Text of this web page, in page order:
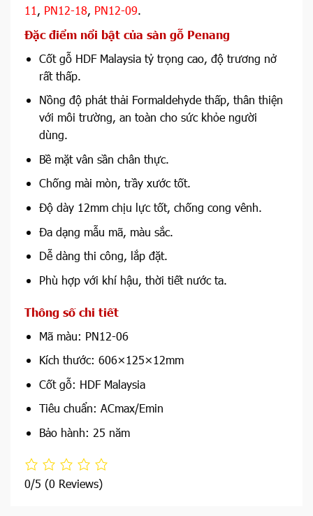
11, PN12-18, PN12-09.
Đặc điểm nổi bật của sàn gỗ Penang
Cốt gỗ HDF Malaysia tỷ trọng cao, độ trương nở
rất thấp.
Nồng độ phát thải Formaldehyde thấp, thân thiện
với môi trường, an toàn cho sức khỏe người
dùng.
Bề mặt vân sần chân thực.
Chống mài mòn, trầy xước tốt.
Độ dày 12mm chịu lực tốt, chống cong vênh.
Đa dạng mẫu mã, màu sắc.
Dễ dàng thi công, lắp đặt.
Phù hợp với khí hậu, thời tiết nước ta.
Thông số chi tiết
Mã màu: PN12-06
Kích thước: 606×125×12mm
Cốt gỗ: HDF Malaysia
Tiêu chuẩn: ACmax/Emin
Bảo hành: 25 năm
0/5 (0 Reviews)